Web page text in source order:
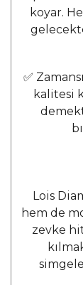
koyar.
✅
kalitesi
Lois
hem de
zevke